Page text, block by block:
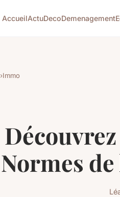
AccueilActuDecoDemenagement
›Immo
Normes